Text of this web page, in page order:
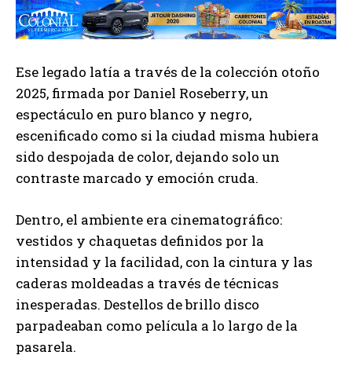
Ese legado latía a través de la colección otoño
2025, firmada por Daniel Roseberry, un
espectáculo en puro blanco y negro,
escenificado como si la ciudad misma hubiera
sido despojada de color, dejando solo un
contraste marcado y emoción cruda.
Dentro, el ambiente era cinematográfico:
vestidos y chaquetas definidos por la
intensidad y la facilidad, con la cintura y las
caderas moldeadas a través de técnicas
inesperadas. Destellos de brillo disco
parpadeaban como película a lo largo de la
pasarela.